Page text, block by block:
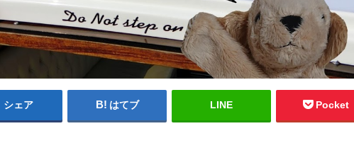
シェア はてブ LINE Pocket